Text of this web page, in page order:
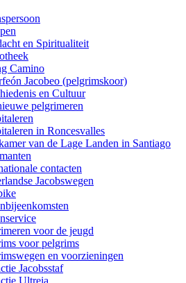
en Spiritualiteit
Camino
Jacobeo (pelgrimskoor)
en Cultuur
pelgrimeren
in Roncesvalles
van de Lage Landen in Santiago
contacten
Jacobswegen
voor de jeugd
voor pelgrims
en voorzieningen
Jacobsstaf
Ultreia